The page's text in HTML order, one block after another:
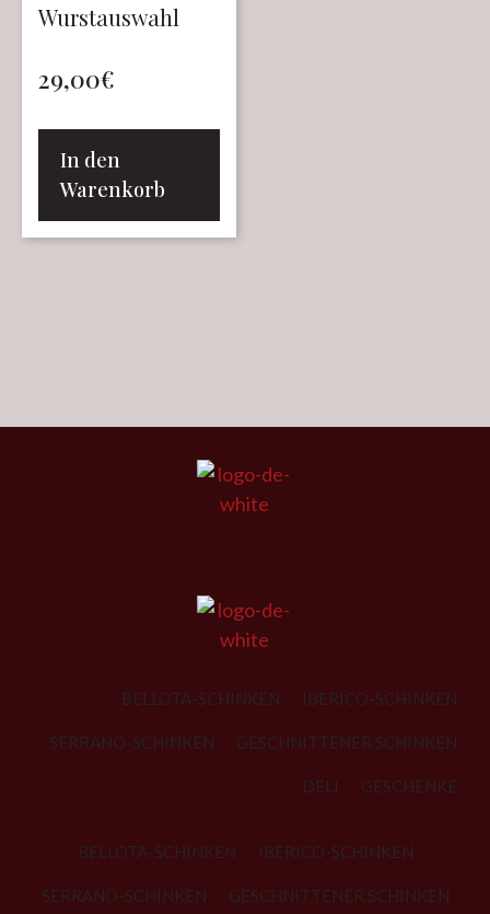
Wurstauswahl
29,00€
In den
Warenkorb
BELLOTA-SCHINKEN IBERICO-SCHINKEN
SERRANO-SCHINKEN GESCHNITTENER SCHINKEN
DELI GESCHENKE
BELLOTA-SCHINKEN IBERICO-SCHINKEN
SERRANO-SCHINKEN GESCHNITTENER SCHINKEN